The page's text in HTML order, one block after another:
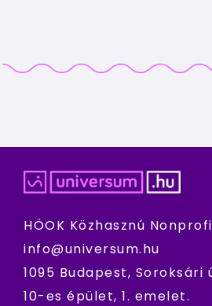
HÖOK Közhasznú
info@universum.hu
1095 Budapest, Soroksári
10-es épület, 1. emelet.